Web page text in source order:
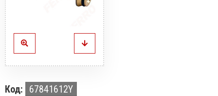
Код: 67841612Y